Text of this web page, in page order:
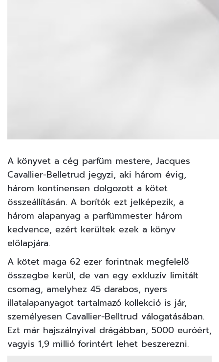
A könyvet a cég parfüm mestere, Jacques
Cavallier-Belletrud jegyzi, aki három évig,
három kontinensen dolgozott a kötet
összeállításán. A borítók ezt jelképezik, a
három alapanyag a parfümmester három
kedvence, ezért kerültek ezek a könyv
előlapjára.
A kötet maga 62 ezer forintnak megfelelő
összegbe kerül, de van egy exkluzív limitált
csomag, amelyhez 45 darabos, nyers
illatalapanyagot tartalmazó kollekció is jár,
személyesen Cavallier-Belltrud válogatásában.
Ezt már hajszálnyival drágábban, 5000 euróért,
vagyis 1,9 millió forintért lehet beszerezni.